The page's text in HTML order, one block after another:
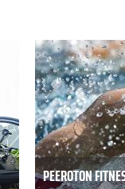
PEEROTON